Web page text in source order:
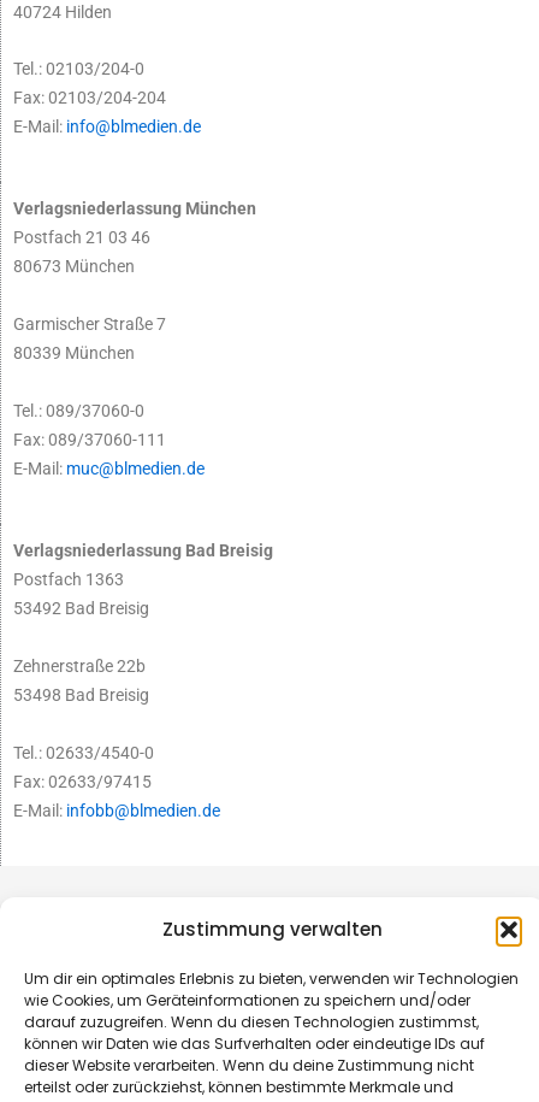
Zustimmung verwalten
Um dir ein optimales Erlebnis zu bieten, verwenden wir Technologien
wie Cookies, um Geräteinformationen zu speichern und/oder
darauf zuzugreifen. Wenn du diesen Technologien zustimmst,
können wir Daten wie das Surfverhalten oder eindeutige IDs auf
dieser Website verarbeiten. Wenn du deine Zustimmung nicht
erteilst oder zurückziehst, können bestimmte Merkmale und
40724 Hilden
Tel.: 02103/204-0
Fax: 02103/204-204
E-Mail: info@blmedien.de
Verlagsniederlassung München
Postfach 21 03 46
80673 München
Garmischer Straße 7
80339 München
Tel.: 089/37060-0
Fax: 089/37060-111
E-Mail: muc@blmedien.de
Verlagsniederlassung Bad Breisig
Postfach 1363
53492 Bad Breisig
Zehnerstraße 22b
53498 Bad Breisig
Tel.: 02633/4540-0
Fax: 02633/97415
E-Mail: infobb@blmedien.de